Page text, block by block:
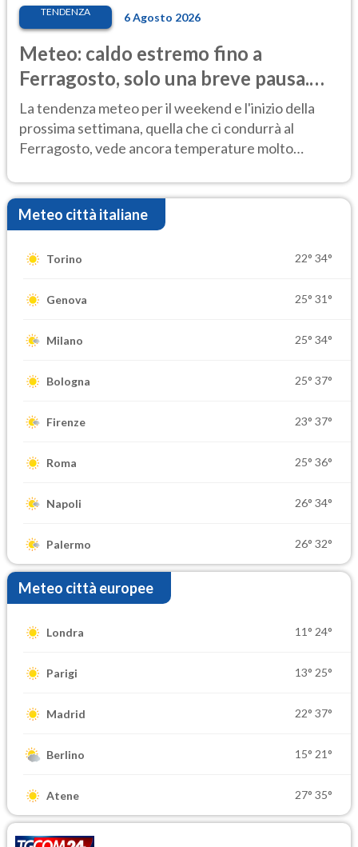
TENDENZA 6 Agosto 2026
Meteo: caldo estremo fino a
Ferragosto, solo una breve pausa.
Ecco dove
La tendenza meteo per il weekend e l'inizio della
prossima settimana, quella che ci condurrà al
Ferragosto, vede ancora temperature molto
Meteo città italiane
Torino 22° 34°
Genova 25° 31°
Milano 25° 34°
Bologna 25° 37°
Firenze 23° 37°
Roma 25° 36°
Napoli 26° 34°
Palermo 26° 32°
Meteo città europee
Londra 11° 24°
Parigi 13° 25°
Madrid 22° 37°
Berlino 15° 21°
Atene 27° 35°